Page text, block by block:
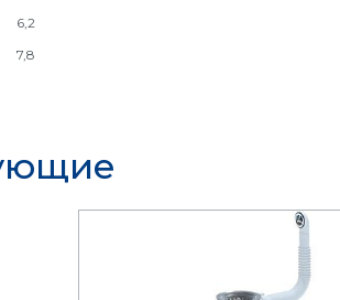
6,2
7,8